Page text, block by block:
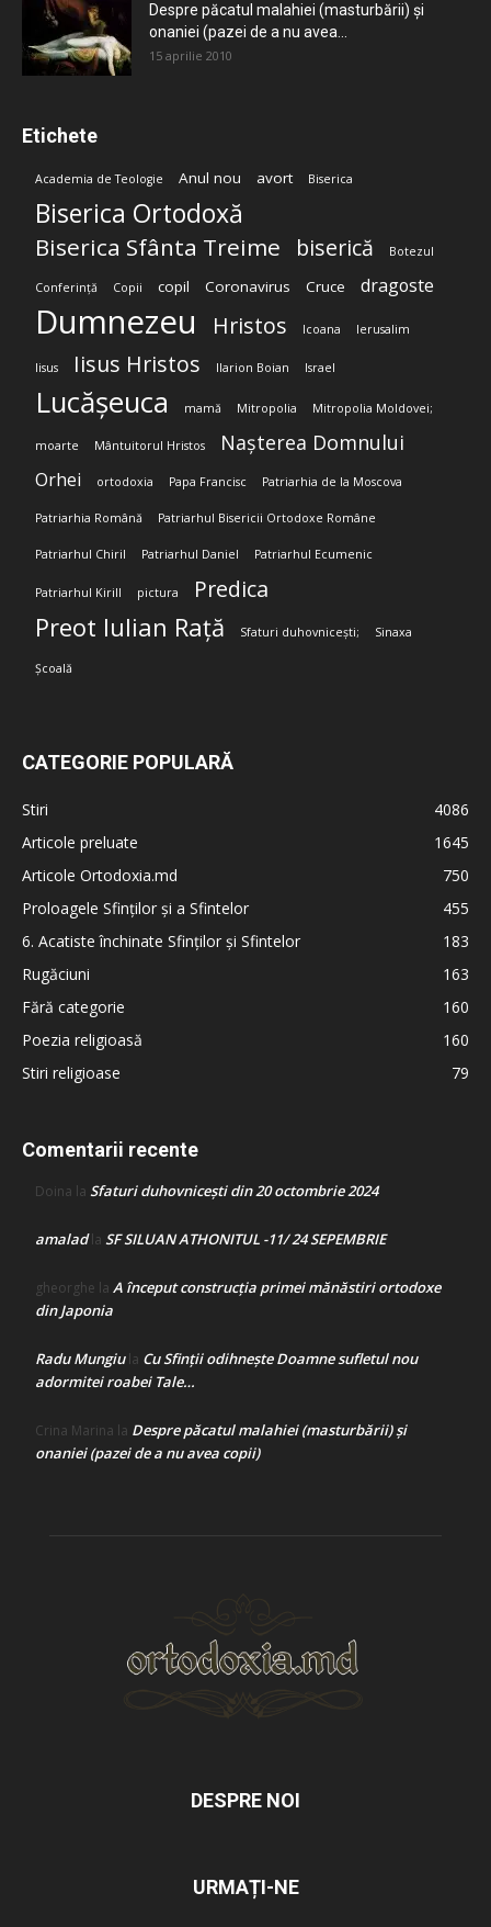
Despre păcatul malahiei (masturbării) şi
onaniei (pazei de a nu avea...
15 aprilie 2010
Etichete
Academia de Teologie Anul nou avort Biserica
Biserica Ortodoxă
Biserica Sfânta Treime biserică Botezul
Conferință Copii copil Coronavirus Cruce dragoste
Dumnezeu Hristos Icoana Ierusalim
Iisus Iisus Hristos Ilarion Boian Israel
Lucășeuca mamă Mitropolia Mitropolia Moldovei;
moarte Mântuitorul Hristos Nașterea Domnului
Orhei ortodoxia Papa Francisc Patriarhia de la Moscova
Patriarhia Română Patriarhul Bisericii Ortodoxe Române
Patriarhul Chiril Patriarhul Daniel Patriarhul Ecumenic
Patriarhul Kirill pictura Predica
Preot Iulian Rață Sfaturi duhovnicești; Sinaxa
Școală
CATEGORIE POPULARĂ
Stiri
4086
Articole preluate
1645
Articole Ortodoxia.md
750
Proloagele Sfinților și a Sfintelor
455
6. Acatiste închinate Sfinților și Sfintelor
183
Rugăciuni
163
Fără categorie
160
Poezia religioasă
160
Stiri religioase
79
Comentarii recente
Doina la Sfaturi duhovnicești din 20 octombrie 2024
amaladla SF SILUAN ATHONITUL -11/ 24 SEPEMBRIE
gheorghe la A început construcţia primei mănăstiri ortodoxe
din Japonia
Radu Mungiula Cu Sfinții odihnește Doamne sufletul nou
adormitei roabei Tale…
Crina Marina la Despre păcatul malahiei (masturbării) şi
onaniei (pazei de a nu avea copii)
DESPRE NOI
URMAȚI-NE